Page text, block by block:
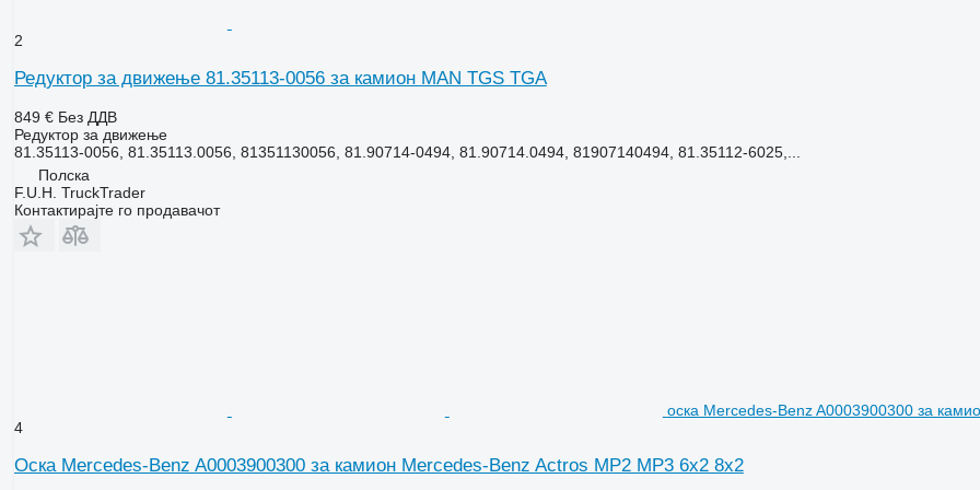
2
Редуктор за движење 81.35113-0056 за камион MAN TGS TGA
849 € Без ДДВ
Редуктор за движење
81.35113-0056, 81.35113.0056, 81351130056, 81.90714-0494, 81.90714.0494, 81907140494, 81.35112-6025,...
Полска
F.U.H. TruckTrader
Контактирајте го продавачот
оска Mercedes-Benz A0003900300 за
4
Оска Mercedes-Benz A0003900300 за камион Mercedes-Benz Actros MP2 MP3 6x2 8x2